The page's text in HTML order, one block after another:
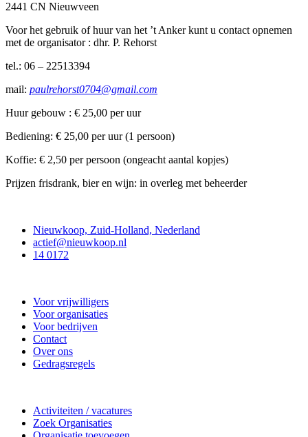
2441 CN Nieuwveen
Voor het gebruik of huur van het ’t Anker kunt u contact opnemen
met de organisator : dhr. P. Rehorst
tel.: 06 – 22513394
mail: paulrehorst0704@gmail.com
Huur gebouw : € 25,00 per uur
Bediening: € 25,00 per uur (1 persoon)
Koffie: € 2,50 per persoon (ongeacht aantal kopjes)
Prijzen frisdrank, bier en wijn: in overleg met beheerder
Nieuwkoop, Zuid-Holland, Nederland
actief@nieuwkoop.nl
14 0172
Voor vrijwilligers
Voor organisaties
Voor bedrijven
Contact
Over ons
Gedragsregels
Activiteiten / vacatures
Zoek Organisaties